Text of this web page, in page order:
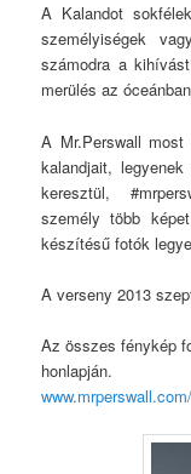
A Kalandot
személyiségek
számodra a
merülés az
A Mr.Perswall
kalandjait,
keresztül,
személy több
készítésű fotók
A verseny 2013
Az összes fénykép
honlapján.